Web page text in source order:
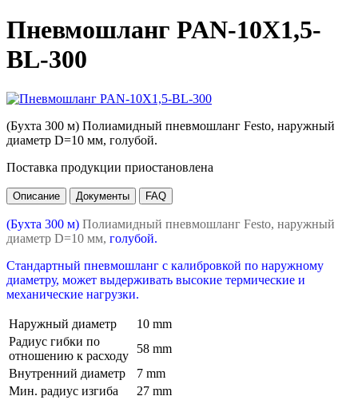
Пневмошланг PAN-10X1,5-
BL-300
(Бухта 300 м) Полиамидный пневмошланг Festo, наружный
диаметр D=10 мм, голубой.
Поставка продукции приостановлена
Описание Документы FAQ
(Бухта 300 м) Полиамидный пневмошланг Festo, наружный
диаметр D=10 мм, голубой.
Стандартный пневмошланг с калибровкой по наружному
диаметру, может выдерживать высокие термические и
механические нагрузки.
Наружный диаметр
10 mm
Радиус гибки по
отношению к расходу
58 mm
Внутренний диаметр
7 mm
Мин. радиус изгиба
27 mm